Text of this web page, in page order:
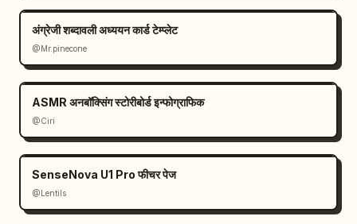
अंग्रेजी शब्दावली अध्ययन कार्ड टेम्प्लेट
@Mr.pinecone
ASMR अनबॉक्सिंग स्टोरीबोर्ड इन्फोग्राफिक
@Ciri
SenseNova U1 Pro फीचर पेज
@Lentils